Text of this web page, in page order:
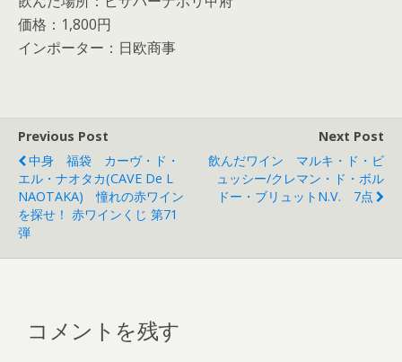
価格：1,800円
インポーター：日欧商事
Previous Post
中身 福袋 カーヴ・ド・
エル・ナオタカ(CAVE De L
NAOTAKA) 憧れの赤ワイン
を探せ！ 赤ワインくじ 第71
弾
Next Post
飲んだワイン マルキ・ド・ビ
ュッシー/クレマン・ド・ボル
ドー・ブリュットN.V. 7点
コメントを残す